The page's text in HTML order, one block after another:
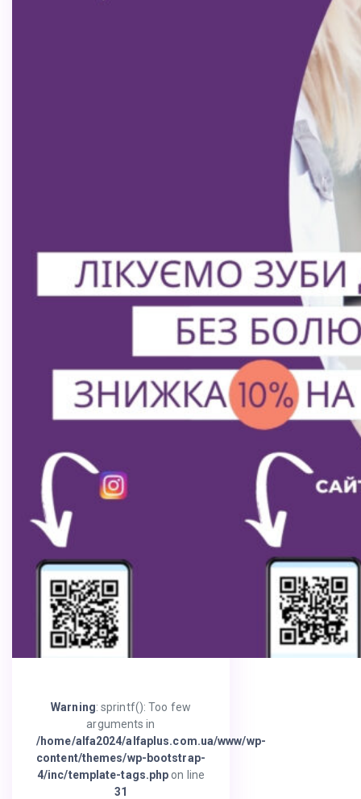
Warning: sprintf(): Too few
arguments in
/home/alfa2024/alfaplus.com.ua/www/wp-
content/themes/wp-bootstrap-
4/inc/template-tags.php on line
31